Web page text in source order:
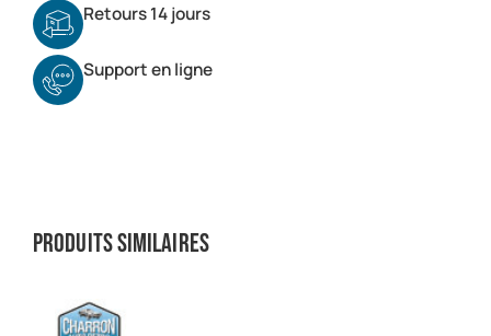
Retours 14 jours
Support en ligne
Produits similaires